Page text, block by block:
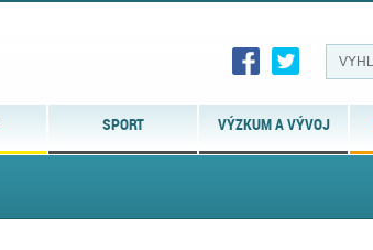
SPORT VÝZKUM A VÝVOJ